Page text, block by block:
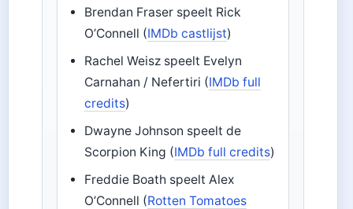
Brendan Fraser speelt Rick
O’Connell (IMDb castlijst)
Rachel Weisz speelt Evelyn
Carnahan / Nefertiri (IMDb full
credits)
Dwayne Johnson speelt de
Scorpion King (IMDb full credits)
Freddie Boath speelt Alex
O’Connell (Rotten Tomatoes